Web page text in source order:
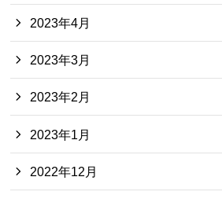
2023年4月
2023年3月
2023年2月
2023年1月
2022年12月